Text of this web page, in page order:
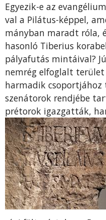
Egyezik-e az
val a Pilátus-képpel,
mányban maradt róla,
ha­sonló Tiberius
pálya­futás mintáival?
nem­rég elfoglalt
harmadik
szenátorok rendjébe
prétorok igazgatták,